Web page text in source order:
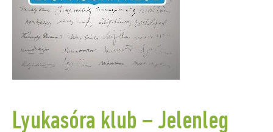
Lyukasóra klub – Jelenleg